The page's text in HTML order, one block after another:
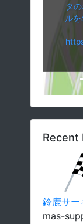
タ
ル
Recent
鈴鹿サー
mas-